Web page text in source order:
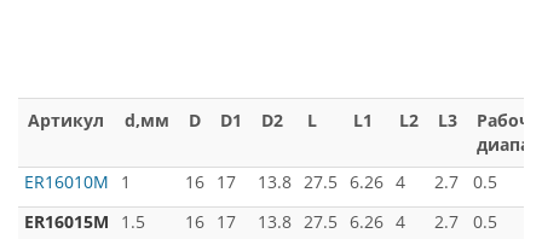
Артикул d,мм D D1 D2 L L1 L2 L3
ER16010M
1 16 17 13.8 27.5 6.26 4 2.7
0.5
ER16015M
1.5 16 17 13.8 27.5 6.26 4 2.7
0.5